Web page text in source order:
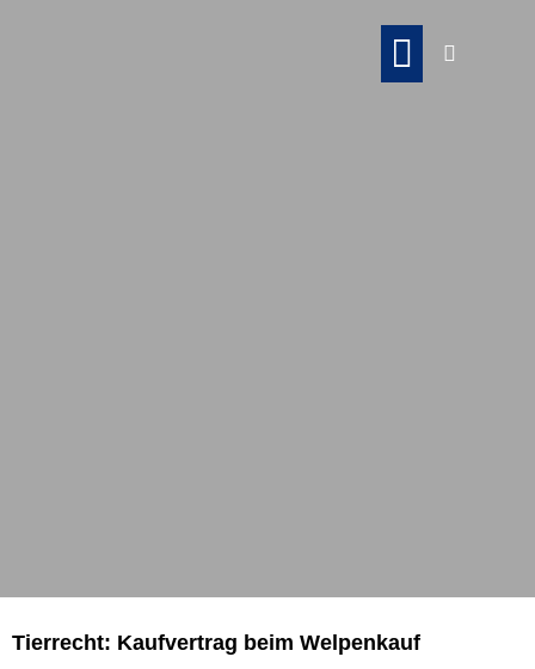
Tierrecht: Kaufvertrag beim Welpenkauf